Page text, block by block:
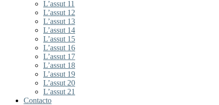
L’assut 11
L’assut 12
L’assut 13
L’assut 14
L’assut 15
L’assut 16
L’assut 17
L’assut 18
L’assut 19
L’assut 20
L’assut 21
Contacto